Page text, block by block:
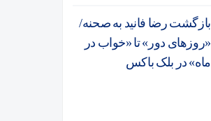
بازگشت رضا فانید به صحنه/
«روزهای دور» تا «خواب در
ماه» در بلک باکس